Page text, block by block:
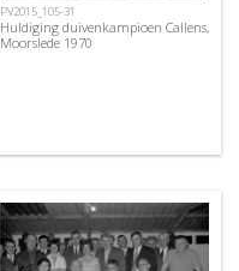
PV2015_105-31
Huldiging duivenkampioen Callens,
Moorslede 1970